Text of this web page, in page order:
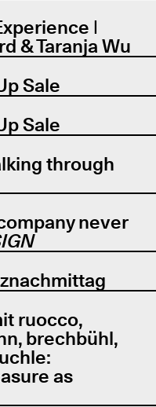
|
& Taranja Wu
Sale
Sale
through
never
ruocco,
brechbühl,
as